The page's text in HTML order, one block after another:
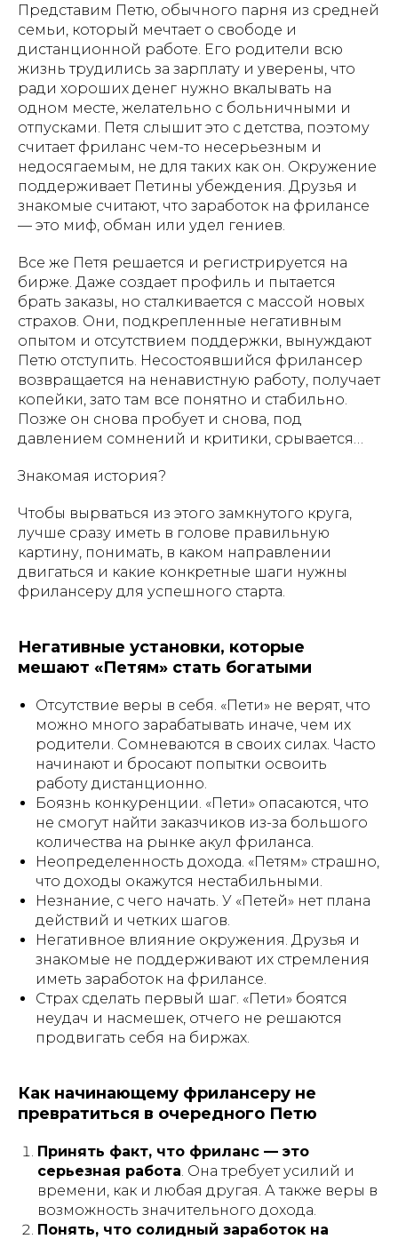
Представим Петю, обычного парня из средней
семьи, который мечтает о свободе и
дистанционной работе. Его родители всю
жизнь трудились за зарплату и уверены, что
ради хороших денег нужно вкалывать на
одном месте, желательно с больничными и
отпусками. Петя слышит это с детства, поэтому
считает фриланс чем-то несерьезным и
недосягаемым, не для таких как он. Окружение
поддерживает Петины убеждения. Друзья и
знакомые считают, что заработок на фрилансе
— это миф, обман или удел гениев.
Все же Петя решается и регистрируется на
бирже. Даже создает профиль и пытается
брать заказы, но сталкивается с массой новых
страхов. Они, подкрепленные негативным
опытом и отсутствием поддержки, вынуждают
Петю отступить. Несостоявшийся фрилансер
возвращается на ненавистную работу, получает
копейки, зато там все понятно и стабильно.
Позже он снова пробует и снова, под
давлением сомнений и критики, срывается…
Знакомая история?
Чтобы вырваться из этого замкнутого круга,
лучше сразу иметь в голове правильную
картину, понимать, в каком направлении
двигаться и какие конкретные шаги нужны
фрилансеру для успешного старта.
Негативные установки, которые
мешают «Петям» стать богатыми
Отсутствие веры в себя. «Пети» не верят, что
можно много зарабатывать иначе, чем их
родители. Сомневаются в своих силах. Часто
начинают и бросают попытки освоить
работу дистанционно.
Боязнь конкуренции. «Пети» опасаются, что
не смогут найти заказчиков из-за большого
количества на рынке акул фриланса.
Неопределенность дохода. «Петям» страшно,
что доходы окажутся нестабильными.
Незнание, с чего начать. У «Петей» нет плана
действий и четких шагов.
Негативное влияние окружения. Друзья и
знакомые не поддерживают их стремления
иметь заработок на фрилансе.
Страх сделать первый шаг. «Пети» боятся
неудач и насмешек, отчего не решаются
продвигать себя на биржах.
Как начинающему фрилансеру не
превратиться в очередного Петю
Принять факт, что фриланс — это
серьезная работа . Она требует усилий и
времени, как и любая другая. А также веры в
возможность значительного дохода.
Понять, что солидный заработок на